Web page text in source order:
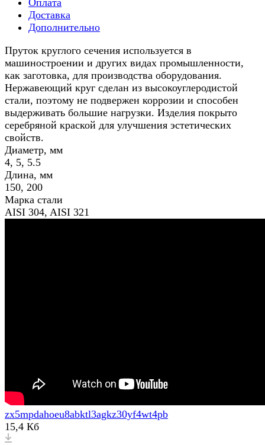
Оплата
Доставка
Дополнительно
Пруток круглого сечения используется в
машиностроении и других видах промышленности,
как заготовка, для производства оборудования.
Нержавеющий круг сделан из высокоуглеродистой
стали, поэтому не подвержен коррозии и способен
выдерживать большие нагрузки. Изделия покрыто
серебряной краской для улучшения эстетических
свойств.
Диаметр, мм
4, 5, 5.5
Длина, мм
150, 200
Марка стали
AISI 304, AISI 321
zx5mpdahoeu8abktl3agkz30yf4wt4pb
15,4 Кб